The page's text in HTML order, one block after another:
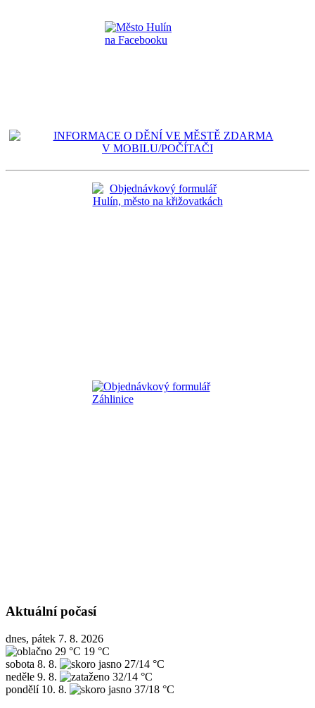
Aktuální počasí
dnes, pátek 7. 8. 2026
29 °C 19 °C
sobota 8. 8.
27/14 °C
neděle 9. 8.
32/14 °C
pondělí 10. 8. 37/18 °C